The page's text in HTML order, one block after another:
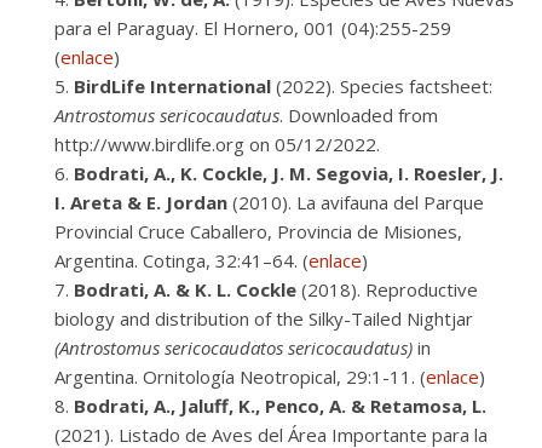
para el Paraguay. El Hornero, 001 (04):255-259
(enlace)
BirdLife International (2022). Species factsheet:
Antrostomus sericocaudatus. Downloaded from
http://www.birdlife.org on 05/12/2022.
Bodrati, A., K. Cockle, J. M. Segovia, I. Roesler, J.
I. Areta & E. Jordan (2010). La avifauna del Parque
Provincial Cruce Caballero, Provincia de Misiones,
Argentina. Cotinga, 32:41–64. (enlace)
Bodrati, A. & K. L. Cockle (2018). Reproductive
biology and distribution of the Silky-Tailed Nightjar
(Antrostomus sericocaudatos sericocaudatus) in
Argentina. Ornitología Neotropical, 29:1-11. (enlace)
Bodrati, A., Jaluff, K., Penco, A. & Retamosa, L.
(2021). Listado de Aves del Área Importante para la